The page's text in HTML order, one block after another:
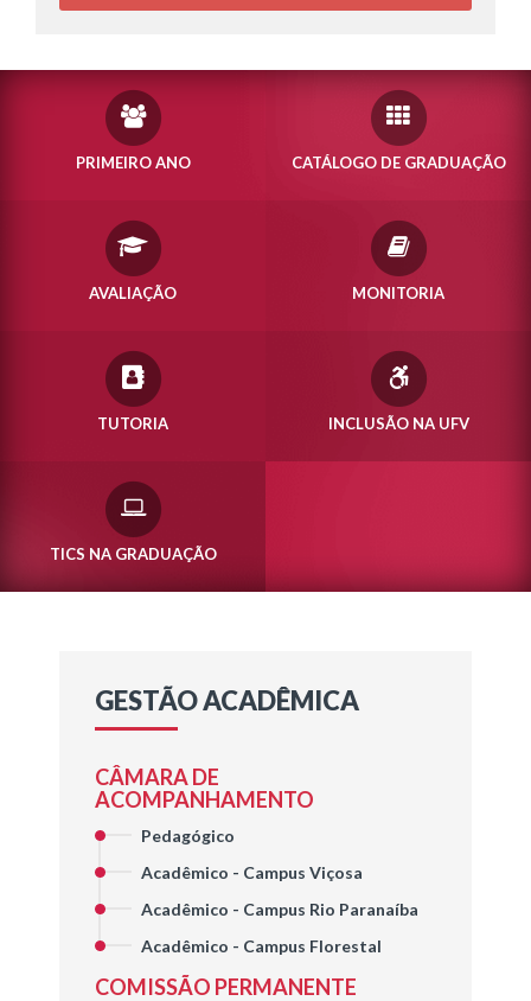
PRIMEIRO ANO CATÁLOGO DE GRADUAÇÃO
AVALIAÇÃO MONITORIA
TUTORIA INCLUSÃO NA UFV
TICS NA GRADUAÇÃO
GESTÃO ACADÊMICA
CÂMARA DE
ACOMPANHAMENTO
Pedagógico
Acadêmico - Campus Viçosa
Acadêmico - Campus Rio Paranaíba
Acadêmico - Campus Florestal
COMISSÃO PERMANENTE